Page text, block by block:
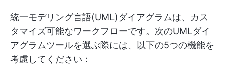
統一モデリング言語(UML)ダイアグラムは、カス
タマイズ可能なワークフローです。次のUMLダイ
アグラムツールを選ぶ際には、以下の5つの機能を
考慮してください：